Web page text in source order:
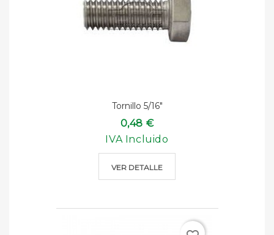
Tornillo 5/16"
0,48 €
IVA Incluido
VER DETALLE